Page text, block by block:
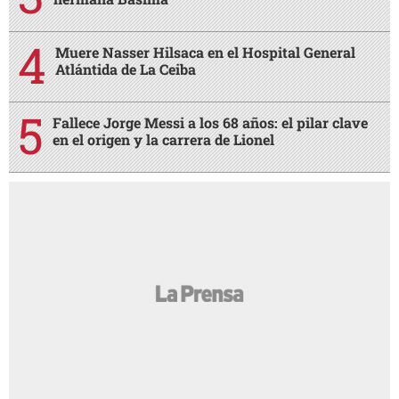
Muere Nasser Hilsaca en el Hospital General
Atlántida de La Ceiba
Fallece Jorge Messi a los 68 años: el pilar clave
en el origen y la carrera de Lionel